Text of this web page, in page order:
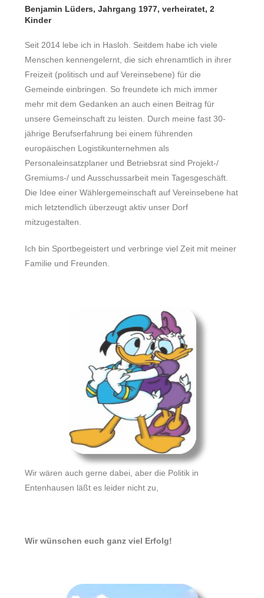
Benjamin Lüders, Jahrgang 1977, verheiratet, 2
Kinder
Seit 2014 lebe ich in Hasloh. Seitdem habe ich viele
Menschen kennengelernt, die sich ehrenamtlich in ihrer
Freizeit (politisch und auf Vereinsebene) für die
Gemeinde einbringen. So freundete ich mich immer
mehr mit dem Gedanken an auch einen Beitrag für
unsere Gemeinschaft zu leisten. Durch meine fast 30-
jährige Berufserfahrung bei einem führenden
europäischen Logistikunternehmen als
Personaleinsatzplaner und Betriebsrat sind Projekt-/
Gremiums-/ und Ausschussarbeit mein Tagesgeschäft.
Die Idee einer Wählergemeinschaft auf Vereinsebene hat
mich letztendlich überzeugt aktiv unser Dorf
mitzugestalten.
Ich bin Sportbegeistert und verbringe viel Zeit mit meiner
Familie und Freunden.
Wir wären auch gerne dabei, aber die Politik in
Entenhausen läßt es leider nicht zu,
Wir wünschen euch ganz viel Erfolg!